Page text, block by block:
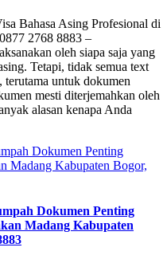
Bahasa Asing Profesional di
2768 8883 –
oleh siapa saja yang
Tetapi, tidak semua text
terutama untuk dokumen
mesti diterjemahkan oleh
alasan kenapa Anda
Dokumen Penting
Madang Kabupaten